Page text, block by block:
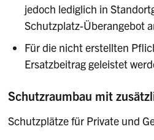
jedoch lediglich in
Schutzplatz-Überangebot
Für die nicht erstellten
Ersatzbeitrag geleistet
Schutzraumbau mit
Schutzplätze für Private und